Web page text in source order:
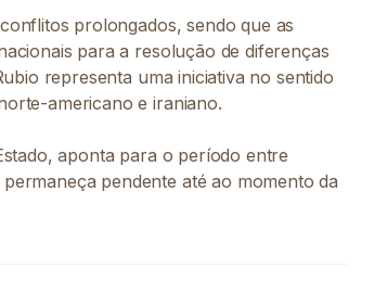
prolongados, sendo que as
para a resolução de diferenças
representa uma iniciativa no sentido
americano e iraniano.
aponta para o período entre
pendente até ao momento da